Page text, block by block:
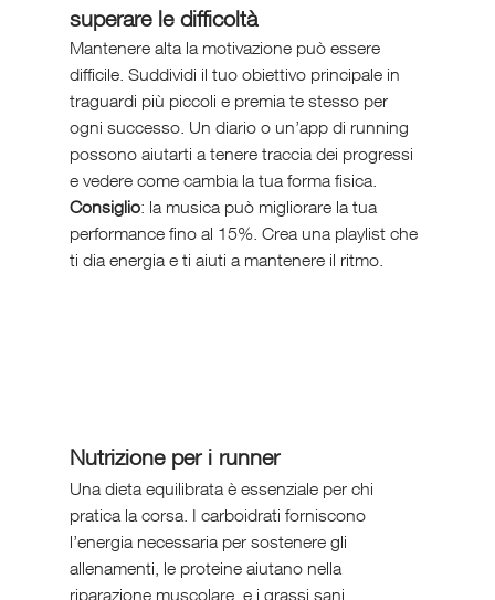
superare le difficoltà
Mantenere alta la motivazione può essere
difficile. Suddividi il tuo obiettivo principale in
traguardi più piccoli e premia te stesso per
ogni successo. Un diario o un’app di running
possono aiutarti a tenere traccia dei progressi
e vedere come cambia la tua forma fisica.
Consiglio: la musica può migliorare la tua
performance fino al 15%. Crea una playlist che
ti dia energia e ti aiuti a mantenere il ritmo.
Nutrizione per i runner
Una dieta equilibrata è essenziale per chi
pratica la corsa. I carboidrati forniscono
l’energia necessaria per sostenere gli
allenamenti, le proteine aiutano nella
riparazione muscolare, e i grassi sani